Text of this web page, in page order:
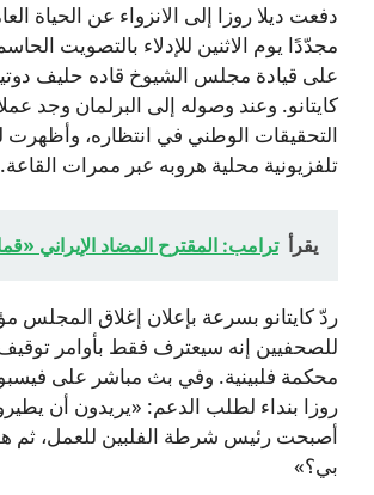
دفعت ديلا روزا إلى الانزواء عن الحياة
مجدّدًا يوم الاثنين للإدلاء بالتصويت
على قيادة مجلس الشيوخ قاده حليف
كايتانو. وعند وصوله إلى البرلمان وجد
التحقيقات الوطني في انتظاره،
تلفزيونية محلية هروبه عبر ممرات القاعة.
يقرأ ترامب: المقترح المضاد الإيراني
ردّ كايتانو بسرعة بإعلان إغلاق المجلس
للصحفيين إنه سيعترف فقط بأوامر
محكمة فلبينية. وفي بث مباشر على
روزا بنداء لطلب الدعم: «يريدون أن
أصبحت رئيس شرطة الفلبين للعمل، ثم
بي؟»